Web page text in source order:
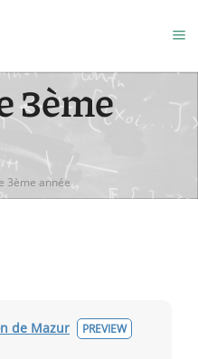
3ème
3ème année
de Mazur PREVIEW